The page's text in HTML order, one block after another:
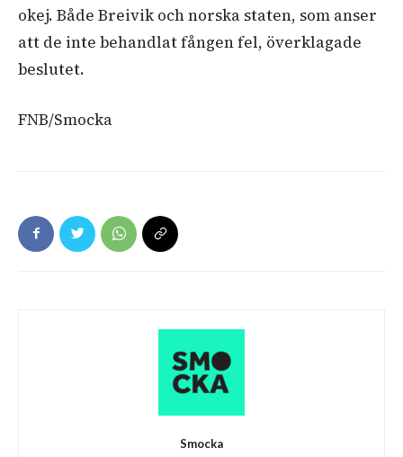
okej. Både Breivik och norska staten, som anser
att de inte behandlat fången fel, överklagade
beslutet.
FNB/Smocka
Smocka